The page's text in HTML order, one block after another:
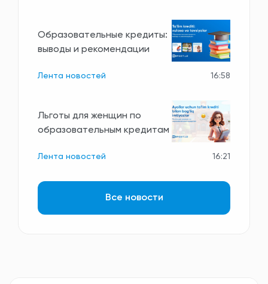
Образовательные кредиты:
выводы и рекомендации
Лента новостей 16:58
Льготы для женщин по
образовательным кредитам
Лента новостей 16:21
Все новости